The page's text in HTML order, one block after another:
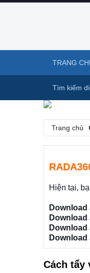
Trang chủ
Hiện tại,
Download
Download
Download
Download
Cách tẩy
TRANG
Tìm kiếm